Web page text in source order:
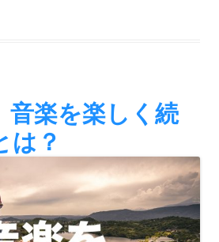
音楽を楽しく続
は？